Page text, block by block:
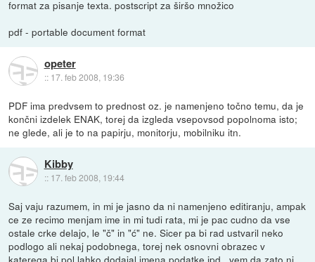
format za pisanje texta. postscript za širšo množico
pdf - portable document format
opeter
:: 17. feb 2008, 19:36
PDF ima predvsem to prednost oz. je namenjeno točno temu, da je
končni izdelek ENAK, torej da izgleda vsepovsod popolnoma isto;
ne glede, ali je to na papirju, monitorju, mobilniku itn.
Kibby
:: 17. feb 2008, 19:44
Saj vaju razumem, in mi je jasno da ni namenjeno editiranju, ampak
ce ze recimo menjam ime in mi tudi rata, mi je pac cudno da vse
ostale crke delajo, le "č" in "ć" ne. Sicer pa bi rad ustvaril neko
podlogo ali nekaj podobnega, torej nek osnovni obrazec v
katerega bi pol lahko dodajal imena podatke ipd., vem da zato ni